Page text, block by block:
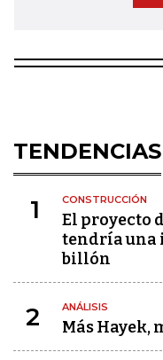
TENDENCIAS
1 CONSTRUCCIÓN
El proyecto
tendría una
billón
2 ANÁLISIS
Más Hayek,